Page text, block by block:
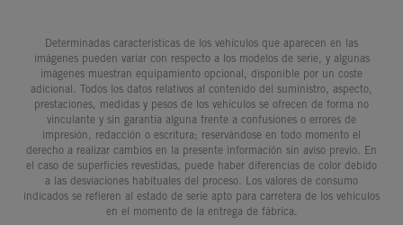
Determinadas características de los vehículos que aparecen en las
imágenes pueden variar con respecto a los modelos de serie, y algunas
imágenes muestran equipamiento opcional, disponible por un coste
adicional. Todos los datos relativos al contenido del suministro, aspecto,
prestaciones, medidas y pesos de los vehículos se ofrecen de forma no
vinculante y sin garantía alguna frente a confusiones o errores de
impresión, redacción o escritura; reservándose en todo momento el
derecho a realizar cambios en la presente información sin aviso previo. En
el caso de superficies revestidas, puede haber diferencias de color debido
a las desviaciones habituales del proceso. Los valores de consumo
indicados se refieren al estado de serie apto para carretera de los vehículos
en el momento de la entrega de fábrica.